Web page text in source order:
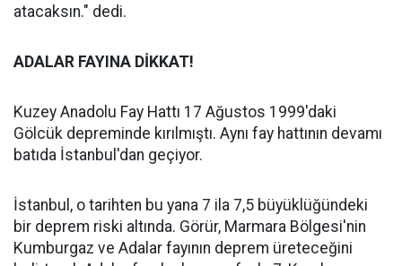
atacaksın." dedi.
ADALAR FAYINA DİKKAT!
Kuzey Anadolu Fay Hattı 17 Ağustos 1999'daki
Gölcük depreminde kırılmıştı. Aynı fay hattının devamı
batıda İstanbul'dan geçiyor.
İstanbul, o tarihten bu yana 7 ila 7,5 büyüklüğündeki
bir deprem riski altında. Görür, Marmara Bölgesi'nin
Kumburgaz ve Adalar fayının deprem üreteceğini